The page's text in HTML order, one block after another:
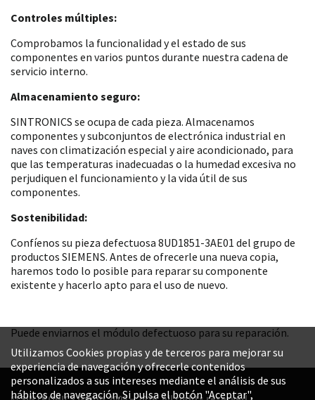
Controles múltiples:
Comprobamos la funcionalidad y el estado de sus
componentes en varios puntos durante nuestra cadena de
servicio interno.
Almacenamiento seguro:
SINTRONICS se ocupa de cada pieza. Almacenamos
componentes y subconjuntos de electrónica industrial en
naves con climatización especial y aire acondicionado, para
que las temperaturas inadecuadas o la humedad excesiva no
perjudiquen el funcionamiento y la vida útil de sus
componentes.
Sostenibilidad:
Confíenos su pieza defectuosa 8UD1851-3AE01 del grupo de
productos SIEMENS. Antes de ofrecerle una nueva copia,
haremos todo lo posible para reparar su componente
existente y hacerlo apto para el uso de nuevo.
Puede enviarnos el módulo defectuoso para su reparación.
Utilizamos Cookies propias y de terceros para mejorar su
experiencia de navegación y ofrecerle contenidos
personalizados a sus intereses mediante el análisis de sus
hábitos de navegación. Si pulsa el botón "Aceptar",